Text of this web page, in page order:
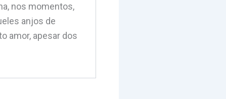
nos momentos,
anjos de
amor, apesar dos